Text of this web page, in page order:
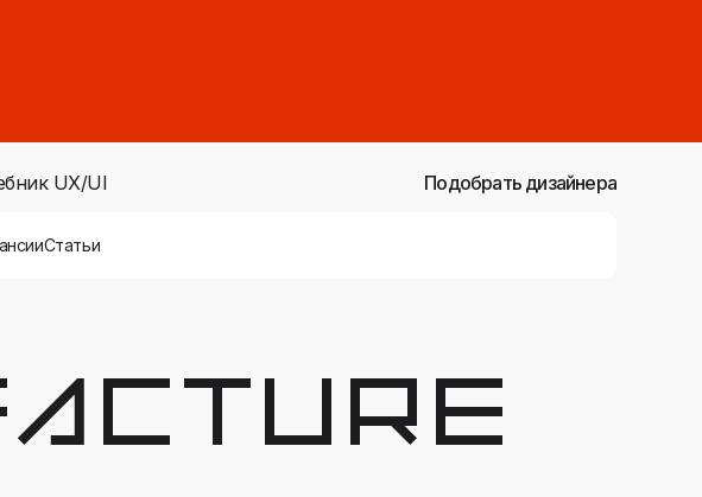
UX/UI
Статьи
Подобрать дизайнера